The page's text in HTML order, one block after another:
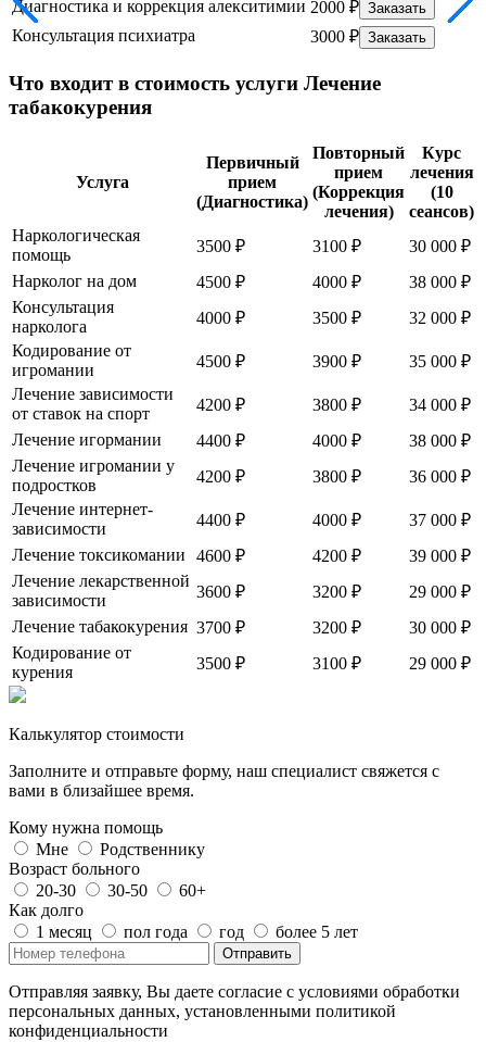
Диагностика и коррекция алекситимии 2000 ₽ Заказать
Консультация психиатра 3000 ₽ Заказать
Что входит в стоимость услуги Лечение
табакокурения
Услуга
Первичный
прием
(Диагностика)
Повторный
прием
(Коррекция
лечения)
Курс
лечения
(10
сеансов)
Наркологическая
помощь
3500 ₽ 3100 ₽
30 000 ₽
Нарколог на дом
4500 ₽ 4000 ₽
38 000 ₽
Консультация
нарколога
4000 ₽ 3500 ₽
32 000 ₽
Кодирование от
игромании
4500 ₽ 3900 ₽
35 000 ₽
Лечение зависимости
от ставок на спорт
4200 ₽ 3800 ₽
34 000 ₽
Лечение игормании
4400 ₽ 4000 ₽
38 000 ₽
Лечение игромании у
подростков
4200 ₽ 3800 ₽
36 000 ₽
Лечение интернет-
зависимости
4400 ₽ 4000 ₽
37 000 ₽
Лечение токсикомании
4600 ₽ 4200 ₽
39 000 ₽
Лечение лекарственной
зависимости
3600 ₽ 3200 ₽
29 000 ₽
Лечение табакокурения 3700 ₽ 3200 ₽
30 000 ₽
Кодирование от
курения
3500 ₽ 3100 ₽ 29 000 ₽
Калькулятор стоимости
Заполните и отправьте форму, наш специалист свяжется с
вами в близайшее время.
Кому нужна помощь
Мне
Родственнику
Возраст больного
20-30
30-50
60+
Как долго
1 месяц
пол года год более 5 лет
Отправить
Отправляя заявку, Вы даете согласие с условиями обработки
персональных данных, установленными политикой
конфиденциальности